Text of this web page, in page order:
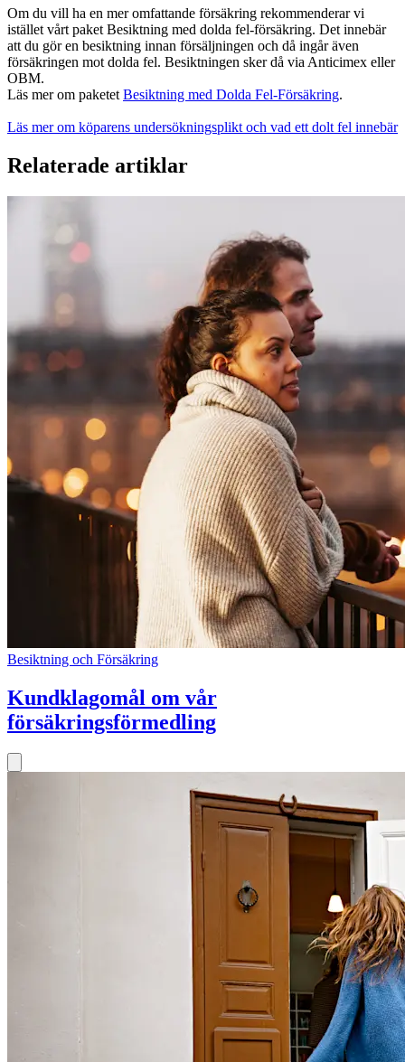
Om du vill ha en mer omfattande försäkring rekommenderar vi
istället vårt paket Besiktning med dolda fel-försäkring. Det innebär
att du gör en besiktning innan försäljningen och då ingår även
försäkringen mot dolda fel. Besiktningen sker då via Anticimex eller
OBM.
Läs mer om paketet Besiktning med Dolda Fel-Försäkring.
Läs mer om köparens undersökningsplikt och vad ett dolt fel innebär
Relaterade artiklar
Besiktning och Försäkring
Kundklagomål om vår
försäkringsförmedling